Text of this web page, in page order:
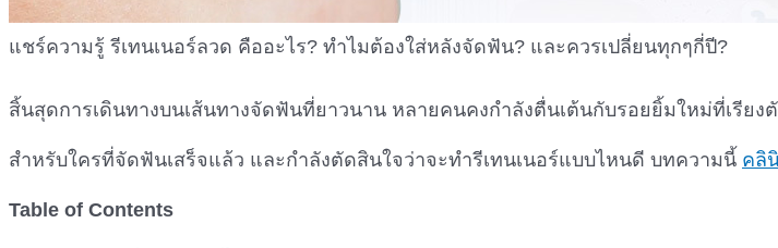
แชร์ความรู้ รีเทนเนอร์ลวด คืออะไร? ทำไมต้องใส่หลังจัดฟัน? และควรเปลี่ยนทุกๆกี่ปี?
สิ้นสุดการเดินทางบนเส้นทางจัดฟันที่ยาวนาน หลายคนคงกำลังตื่นเต้นกับรอยยิ้มใหม่ที่เรีย
สำหรับใครที่จัดฟันเสร็จแล้ว และกำลังตัดสินใจว่าจะทำรีเทนเนอร์แบบไหนดี บทความนี้ คลิ
Table of Contents